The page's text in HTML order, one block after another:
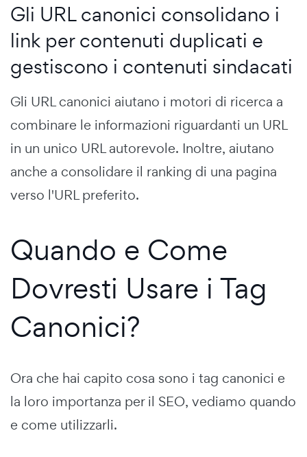
Gli URL canonici consolidano i
link per contenuti duplicati e
gestiscono i contenuti sindacati
Gli URL canonici aiutano i motori di ricerca a
combinare le informazioni riguardanti un URL
in un unico URL autorevole. Inoltre, aiutano
anche a consolidare il ranking di una pagina
verso l'URL preferito.
Quando e Come
Dovresti Usare i Tag
Canonici?
Ora che hai capito cosa sono i tag canonici e
la loro importanza per il SEO, vediamo quando
e come utilizzarli.